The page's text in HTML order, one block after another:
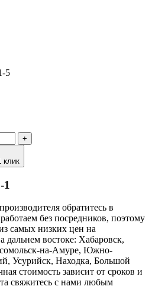
5
+
клик
обратитесь в
без посредников, поэтому
самых низких цен на
дальнем востоке: Хабаровск,
на-Амуре, Южно-
Усурийск, Находка, Большой
стоимость зависит от сроков и
свяжитесь с нами любым